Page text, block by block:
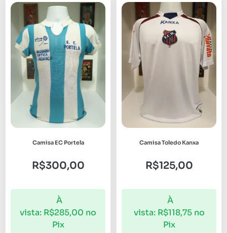
Camisa EC Portela
R$300,00
À
vista: R$285,00 no
Pix
Camisa Toledo Kanxa
R$125,00
À
vista: R$118,75 no
Pix